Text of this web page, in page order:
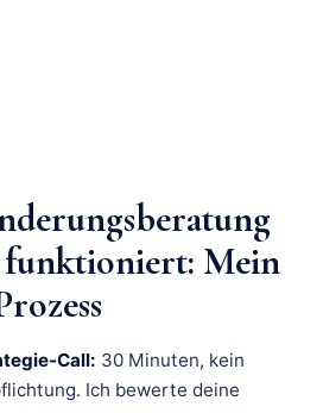
Mein
Call: 30 Minuten, kein
Ich bewerte deine